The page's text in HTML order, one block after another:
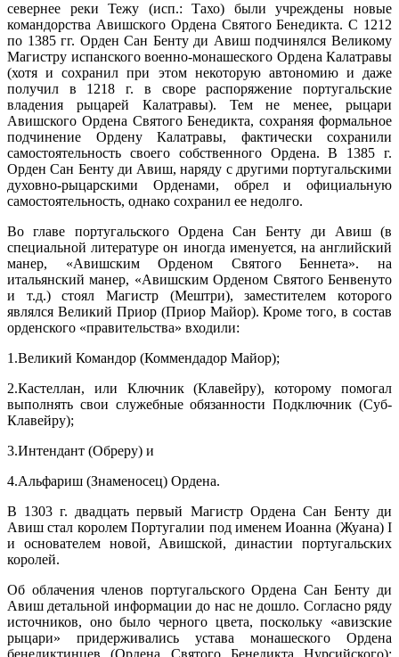
севернее реки Тежу (исп.: Тахо) были учреждены новые
командорства Авишского Ордена Святого Бенедикта. С 1212
по 1385 гг. Орден Сан Бенту ди Авиш подчинялся Великому
Магистру испанского военно-монашеского Ордена Калатравы
(хотя и сохранил при этом некоторую автономию и даже
получил в 1218 г. в своре распоряжение португальские
владения рыцарей Калатравы). Тем не менее, рыцари
Авишского Ордена Святого Бенедикта, сохраняя формальное
подчинение Ордену Калатравы, фактически сохранили
самостоятельность своего собственного Ордена. В 1385 г.
Орден Сан Бенту ди Авиш, наряду с другими португальскими
духовно-рыцарскими Орденами, обрел и официальную
самостоятельность, однако сохранил ее недолго.
Во главе португальского Ордена Сан Бенту ди Авиш (в
специальной литературе он иногда именуется, на английский
манер, «Авишским Орденом Святого Беннета». на
итальянский манер, «Авишским Орденом Святого Бенвенуто
и т.д.) стоял Магистр (Мештри), заместителем которого
являлся Великий Приор (Приор Майор). Кроме того, в состав
орденского «правительства» входили:
1.Великий Командор (Коммендадор Майор);
2.Кастеллан, или Ключник (Клавейру), которому помогал
выполнять свои служебные обязанности Подключник (Суб-
Клавейру);
3.Интендант (Обреру) и
4.Альфариш (Знаменосец) Ордена.
В 1303 г. двадцать первый Магистр Ордена Сан Бенту ди
Авиш стал королем Португалии под именем Иоанна (Жуана) I
и основателем новой, Авишской, династии португальских
королей.
Об облачения членов португальского Ордена Сан Бенту ди
Авиш детальной информации до нас не дошло. Согласно ряду
источников, оно было черного цвета, поскольку «авизские
рыцари» придерживались устава монашеского Ордена
бенедиктинцев (Ордена Святого Бенедикта Нурсийского);